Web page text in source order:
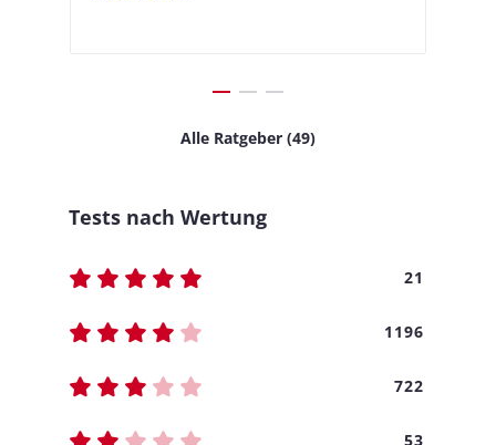
Alle Ratgeber (49)
Tests nach Wertung
21
1196
722
53